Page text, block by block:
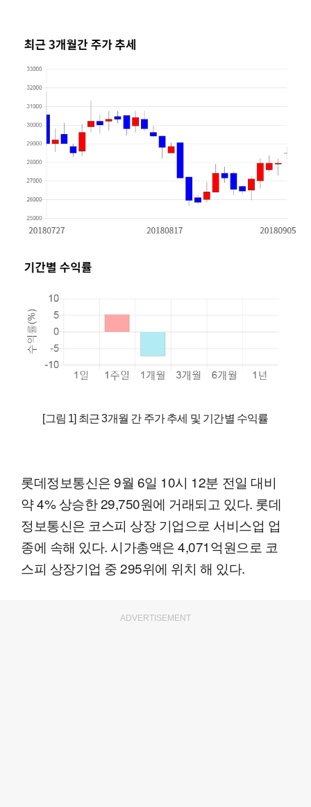
[그림 1] 최근 3개월 간 주가 추세 및 기간별 수익률
롯데정보통신은 9월 6일 10시 12분 전일 대비
약 4% 상승한 29,750원에 거래되고 있다. 롯데
정보통신은 코스피 상장 기업으로 서비스업 업
종에 속해 있다. 시가총액은 4,071억원으로 코
스피 상장기업 중 295위에 위치 해 있다.
ADVERTISEMENT